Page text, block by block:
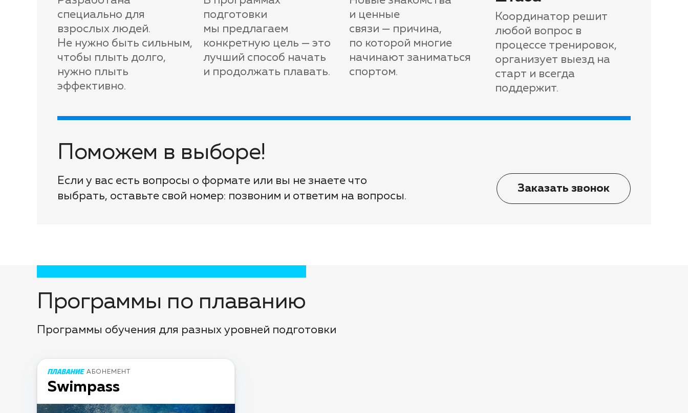
специально для
взрослых людей.
Не нужно быть сильным,
чтобы плыть долго,
нужно плыть
эффективно.
подготовки
мы предлагаем
конкретную цель — это
лучший способ начать
и продолжать плавать.
и ценные
связи — причина,
по которой многие
начинают заниматься
спортом.
Координатор решит
любой вопрос в
процессе тренировок,
организует выезд на
старт и всегда
поддержит.
Поможем в выборе!
Если у вас есть вопросы о формате или вы не знаете что
выбрать, оставьте свой номер: позвоним и ответим на вопросы.
Заказать звонок
Программы по плаванию
Программы обучения для разных уровней подготовки
АБОНЕМЕНТ
Swimpass